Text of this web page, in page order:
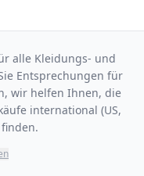
alle Kleidungs- und
Entsprechungen für
wir helfen Ihnen, die
international (US,
finden.